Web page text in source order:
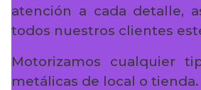
atención a cada detalle,
todos nuestros clientes
Motorizamos cualquier
metálicas de local o tienda.